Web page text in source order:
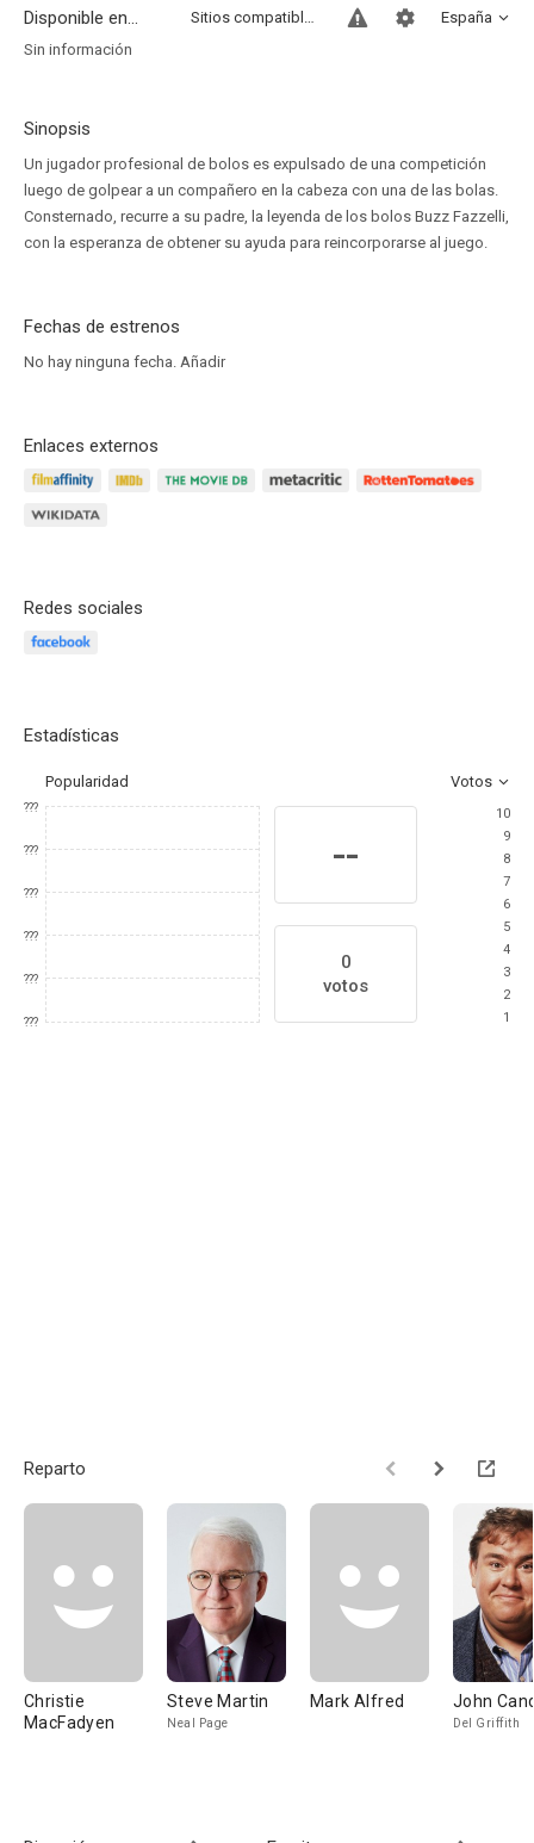
Disponible en... España
Sitios compatibles
Sin información
Sinopsis
Un jugador profesional de bolos es expulsado de una competición
luego de golpear a un compañero en la cabeza con una de las bolas.
Consternado, recurre a su padre, la leyenda de los bolos Buzz Fazzelli,
con la esperanza de obtener su ayuda para reincorporarse al juego.
Fechas de estrenos
No hay ninguna fecha. Añadir
Enlaces externos
Redes sociales
Estadísticas
Popularidad Votos
???
???
???
???
???
???
--
0
votos
10
9
8
7
6
5
4
3
2
1
Reparto
Christie
MacFadyen
Steve Martin
Neal Page
Mark Alfred John
Del Griffith